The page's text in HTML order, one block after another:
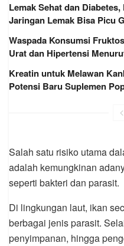
Lemak Sehat dan
Jaringan Lemak Bisa Picu
Waspada Konsumsi
Urat dan Hipertensi
Kreatin untuk Melawan
Potensi Baru Suplemen
Salah satu risiko utama
adalah kemungkinan
seperti bakteri dan parasit.
Di lingkungan laut, ikan
berbagai jenis parasit.
penyimpanan, hingga